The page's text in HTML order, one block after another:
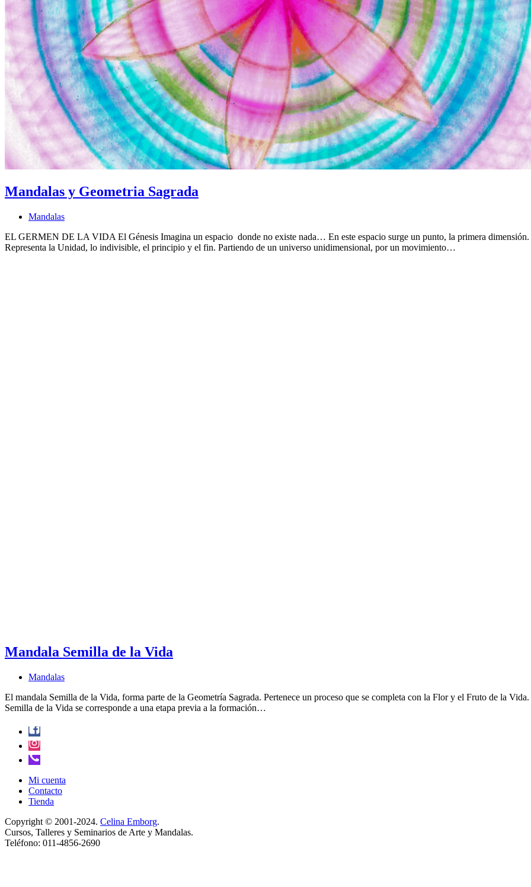
Mandalas y Geometria Sagrada
Mandalas
EL GERMEN DE LA VIDA El Génesis Imagina un espacio donde no existe nada… En este espacio surge un punto, la primera dimensión.
Representa la Unidad, lo indivisible, el principio y el fin. Partiendo de un universo unidimensional, por un movimiento…
Mandala Semilla de la Vida
Mandalas
El mandala Semilla de la Vida, forma parte de la Geometría Sagrada. Pertenece un proceso que se completa con la Flor y el Fruto de la
Semilla de la Vida se corresponde a una etapa previa a la formación…
Mi cuenta
Contacto
Tienda
Copyright © 2001-2024. Celina Emborg.
Cursos, Talleres y Seminarios de Arte y Mandalas.
Teléfono: 011-4856-2690